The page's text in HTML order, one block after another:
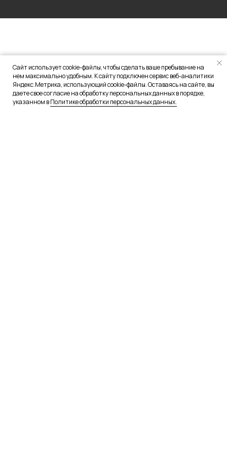
Сайт использует cookie-файлы, чтобы сделать ваше пребывание на
нем максимально удобным. К сайту подключен сервис веб-аналитики
Яндекс.Метрика, использующий cookie-файлы. Оставаясь на сайте, вы
даете свое согласие на обработку персональных данных в порядке,
указанном вПолитике обработки персональных данных.